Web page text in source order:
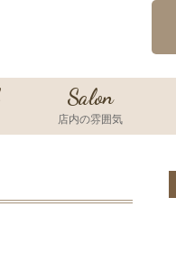
Salon
店内の雰囲気